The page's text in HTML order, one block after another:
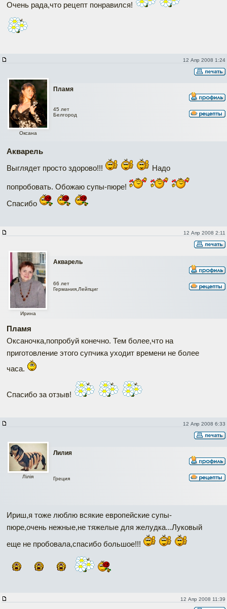
Очень рада,что рецепт понравился!
12 Апр 2008 1:24
Пламя
Оксана
45 лет
Белгород
Акварель
Выглядет просто здорово!!!
Надо
попробовать. Обожаю супы-пюре!
Спасибо
12 Апр 2008 2:11
Акварель
Ирина
66 лет
Германия,Лейпциг
Пламя
Оксаночка,попробуй конечно. Тем более,что на
приготовление этого супчика уходит времени не более
часа.
Спасибо за отзыв!
12 Апр 2008 6:33
Лилия
Лілія Греция
Ириш,я тоже люблю всякие европейские супы-
пюре,очень нежные,не тяжелые для желудка...Луковый
еще не пробовала,спасибо большое!!!
12 Апр 2008 11:39